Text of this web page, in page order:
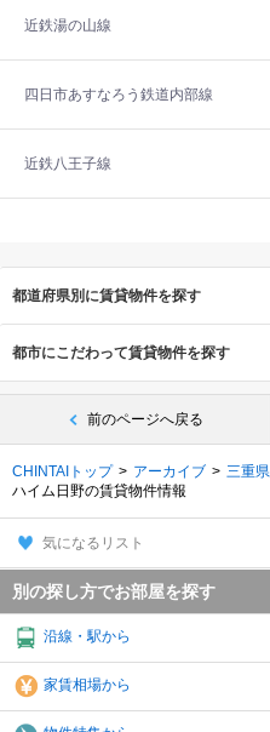
近鉄湯の山線
四日市あすなろう鉄道内部線
近鉄八王子線
都道府県別に賃貸物件を探す
都市にこだわって賃貸物件を探す
前のページへ戻る
CHINTAIトップ アーカイブ 三重県
ハイム日野の賃貸物件情報
気になるリスト
別の探し方でお部屋を探す
沿線・駅から
家賃相場から